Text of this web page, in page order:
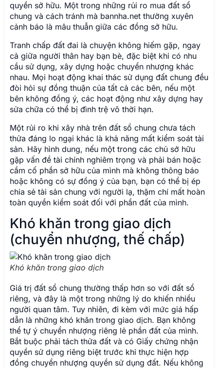
quyền sở hữu. Một trong những rủi ro mua đất sổ
chung và cách tránh mà bannha.net thường xuyên
cảnh báo là mâu thuẫn giữa các đồng sở hữu.
Tranh chấp đất đai là chuyện không hiếm gặp, ngay
cả giữa người thân hay bạn bè, đặc biệt khi có nhu
cầu sử dụng, xây dựng hoặc chuyển nhượng khác
nhau. Mọi hoạt động khai thác sử dụng đất chung đều
đòi hỏi sự đồng thuận của tất cả các bên, nếu một
bên không đồng ý, các hoạt động như xây dựng hay
sửa chữa có thể bị đình trệ vô thời hạn.
Một rủi ro khi xây nhà trên đất sổ chung chưa tách
thửa đáng lo ngại khác là khả năng mất kiểm soát tài
sản. Hãy hình dung, nếu một trong các chủ sở hữu
gặp vấn đề tài chính nghiêm trọng và phải bán hoặc
cầm cố phần sở hữu của mình mà không thông báo
hoặc không có sự đồng ý của bạn, bạn có thể bị ép
chia sẻ tài sản chung với người lạ, thậm chí mất hoàn
toàn quyền kiểm soát đối với phần đất của mình.
Khó khăn trong giao dịch
(chuyển nhượng, thế chấp)
Khó khăn trong giao dịch
Giá trị đất sổ chung thường thấp hơn so với đất sổ
riêng, và đây là một trong những lý do khiến nhiều
người quan tâm. Tuy nhiên, đi kèm với mức giá hấp
dẫn là những khó khăn trong giao dịch. Bạn không
thể tự ý chuyển nhượng riêng lẻ phần đất của mình.
Bắt buộc phải tách thửa đất và có Giấy chứng nhận
quyền sử dụng riêng biệt trước khi thực hiện hợp
đồng chuyển nhượng quyền sử dụng đất. Nếu không